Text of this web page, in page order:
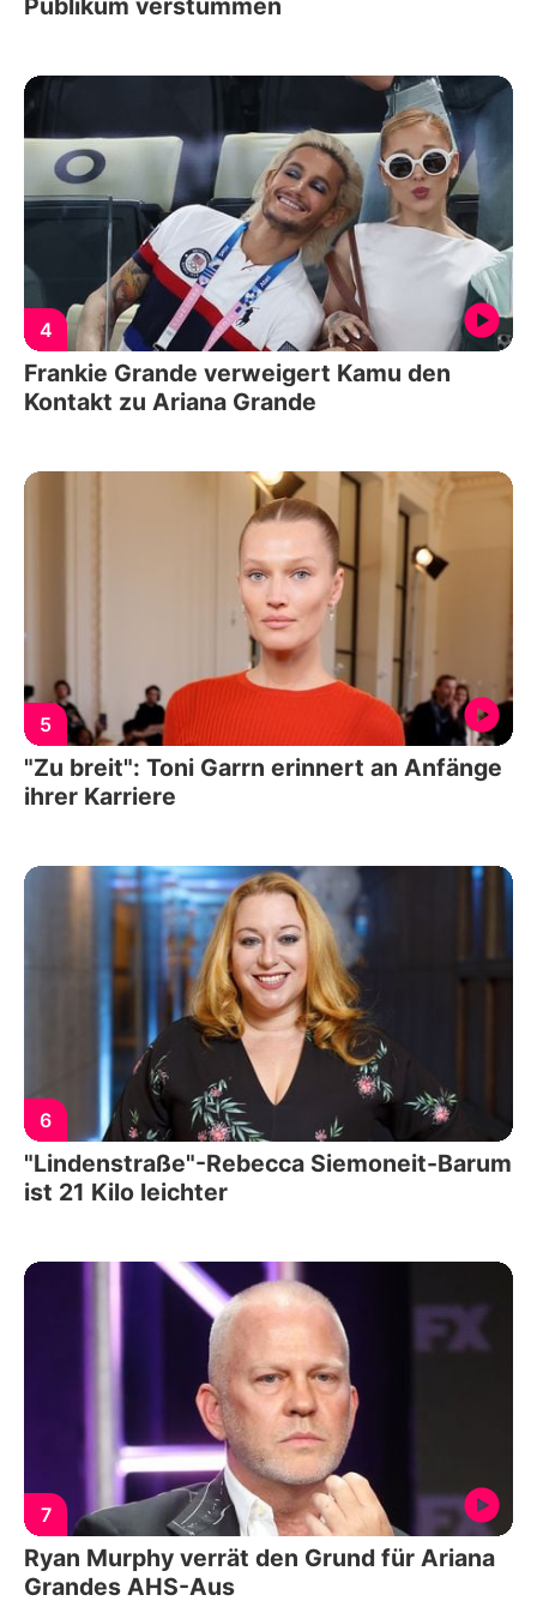
Publikum verstummen
4
Frankie Grande verweigert Kamu den
Kontakt zu Ariana Grande
5
"Zu breit": Toni Garrn erinnert an Anfänge
ihrer Karriere
6
"Lindenstraße"-Rebecca Siemoneit-Barum
ist 21 Kilo leichter
7
Ryan Murphy verrät den Grund für Ariana
Grandes AHS-Aus